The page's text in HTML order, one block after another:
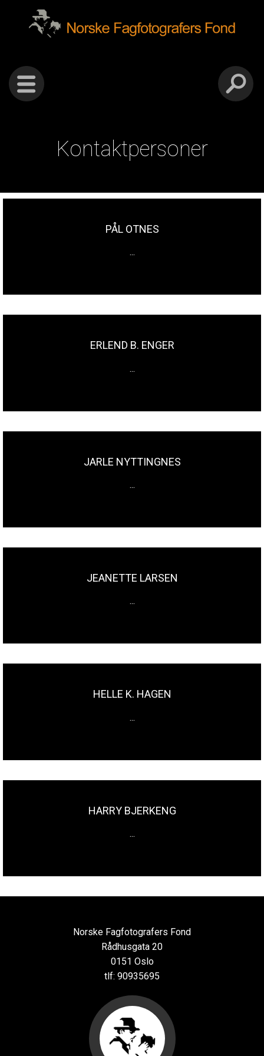
Norske
fagfotografers
fond
Kontaktpersoner
PÅL OTNES
...
ERLEND B. ENGER
...
JARLE NYTTINGNES
...
JEANETTE LARSEN
...
HELLE K. HAGEN
...
HARRY BJERKENG
...
Norske Fagfotografers Fond
Rådhusgata 20
0151 Oslo
tlf: 90935695